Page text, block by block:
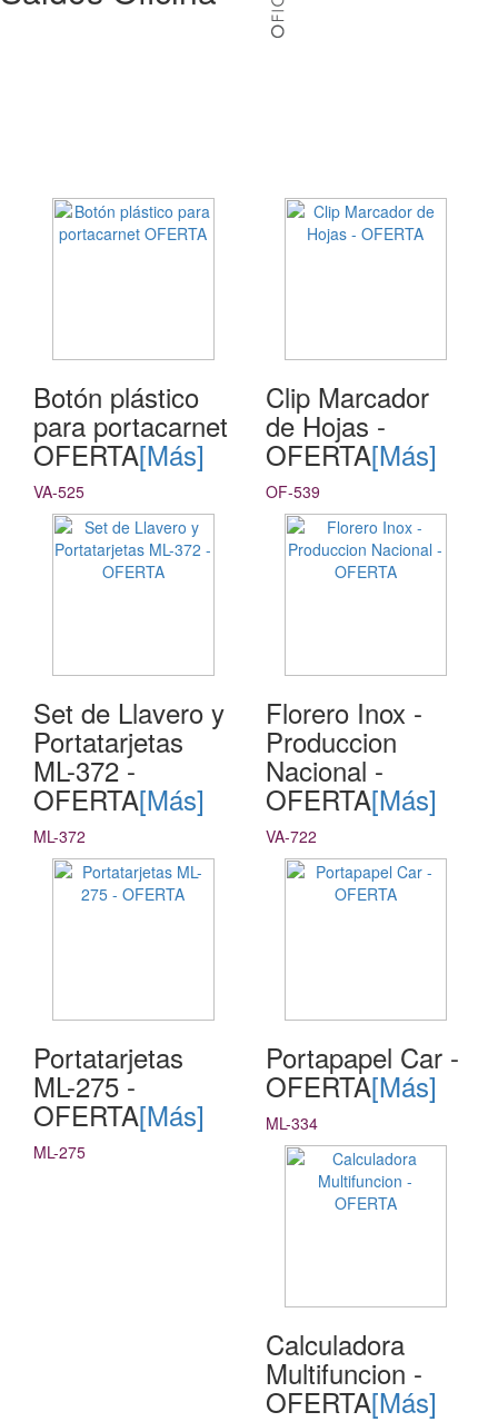
Botón plástico
para portacarnet
OFERTA[Más]
VA-525
Clip Marcador
de Hojas -
OFERTA[Más]
OF-539
Set de Llavero y
Portatarjetas
ML-372 -
OFERTA[Más]
ML-372
Florero Inox -
Produccion
Nacional -
OFERTA[Más]
VA-722
Portatarjetas
ML-275 -
OFERTA[Más]
ML-275
Portapapel Car -
OFERTA[Más]
ML-334
Calculadora
Multifuncion -
OFERTA[Más]